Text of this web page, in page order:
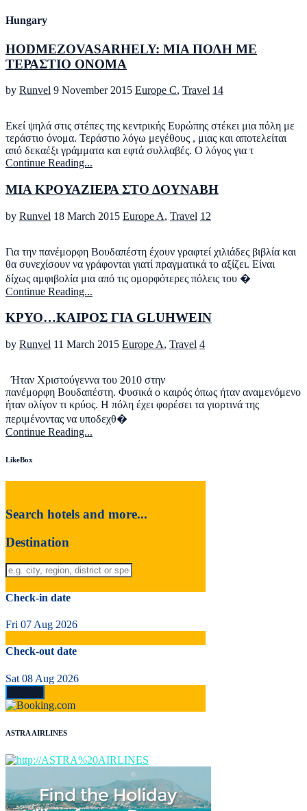
Hungary
HODMEZOVASARHELY: ΜΙΑ ΠΟΛΗ ΜΕ
ΤΕΡΑΣΤΙΟ ΟΝΟΜΑ
by Runvel 9 November 2015 Europe C, Travel 14
Εκεί ψηλά στις στέπες της κεντρικής Ευρώπης στέκει μια πόλη με
τεράστιο όνομα. Τεράστιο λόγω μεγέθους , μιας και αποτελείται
από δεκαέξι γράμματα και εφτά συλλαβές. Ο λόγος για τ
Continue Reading...
ΜΙΑ ΚΡΟΥΑΖΙΕΡΑ ΣΤΟ ΔΟΥΝΑΒΗ
by Runvel 18 March 2015 Europe A, Travel 12
Για την πανέμορφη Βουδαπέστη έχουν γραφτεί χιλιάδες βιβλία και
θα συνεχίσουν να γράφονται γιατί πραγματικά το αξίζει. Είναι
δίχως αμφιβολία μια από τις ομορφότερες πόλεις του �
Continue Reading...
ΚΡΥΟ…ΚΑΙΡΟΣ ΓΙΑ GLUHWEIN
by Runvel 11 March 2015 Europe A, Travel 4
Ήταν Χριστούγεννα του 2010 στην
πανέμορφη Βουδαπέστη. Φυσικά ο καιρός όπως ήταν αναμενόμενο
ήταν ολίγον τι κρύος. Η πόλη έχει φορέσει τα γιορτινά της
περιμένοντας να υποδεχθ�
Continue Reading...
LikeBox
Search hotels and more...
Destination
Check-in date
Fri 07 Aug 2026
Check-out date
Sat 08 Aug 2026
ASTRA AIRLINES